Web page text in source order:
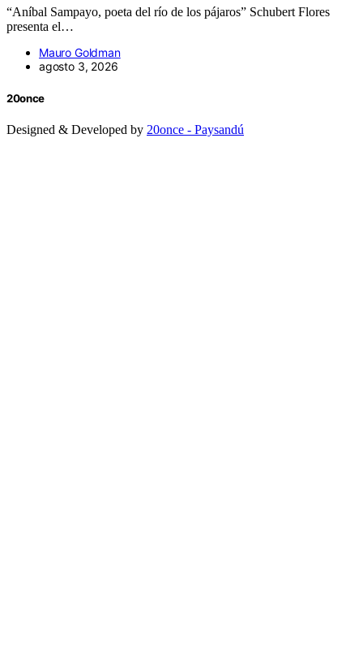
“Aníbal Sampayo, poeta del río de los pájaros” Schubert Flores
presenta el…
Mauro Goldman
agosto 3, 2026
20once
Designed & Developed by 20once - Paysandú